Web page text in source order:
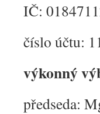
IČ:
číslo účtu:
výkonný
předseda: